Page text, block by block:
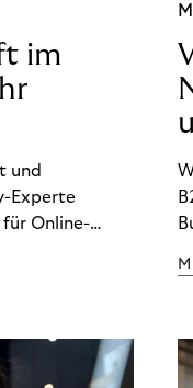
im
und
Experte
Online-